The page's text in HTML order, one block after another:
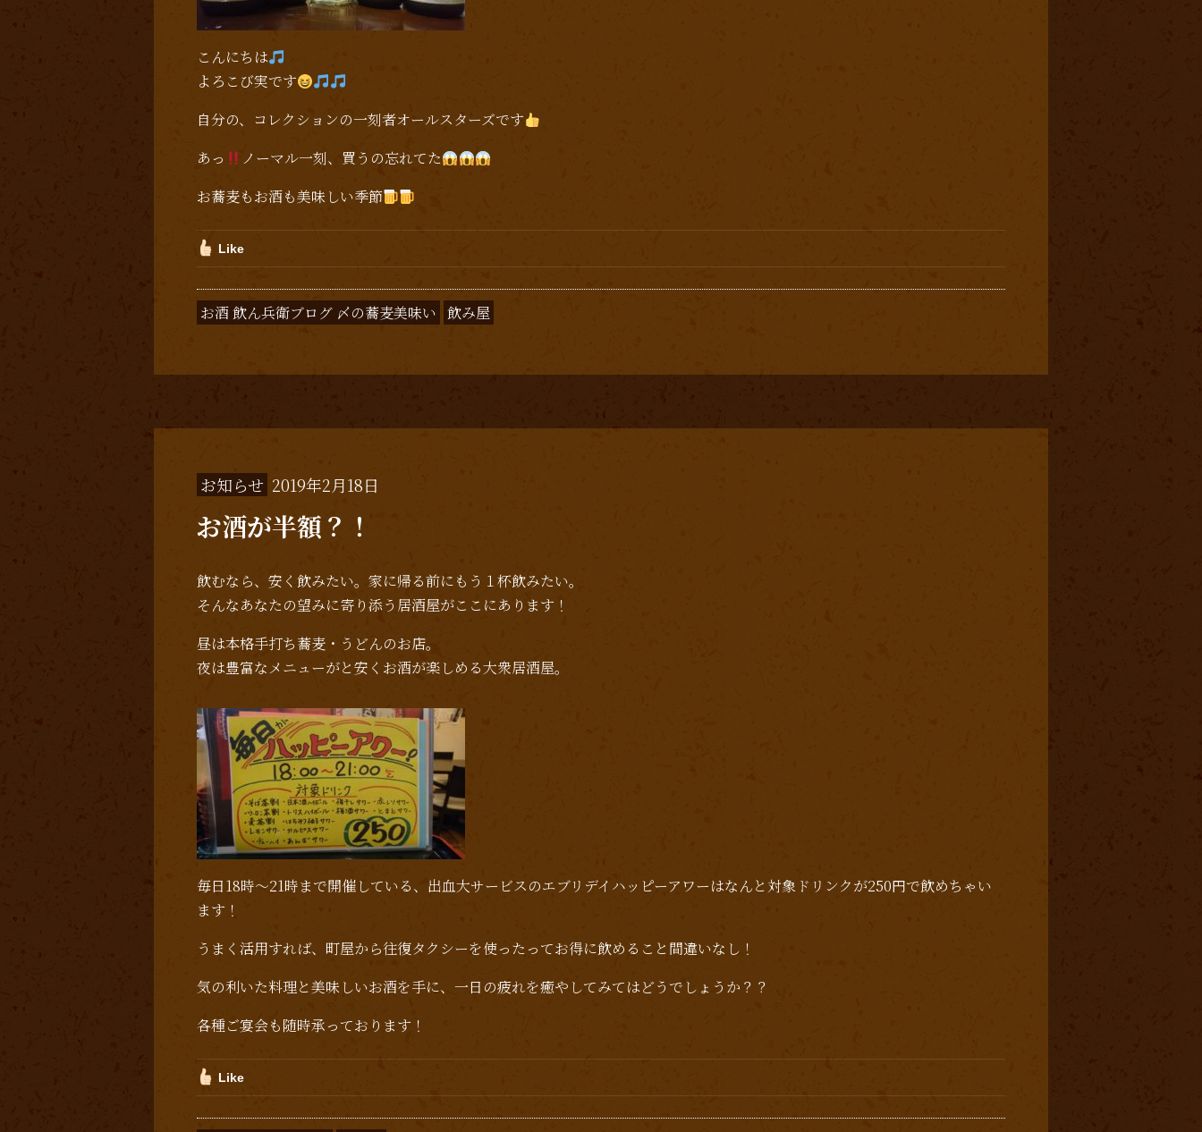
こんにちは
よろこび実です
自分の、コレクションの一刻者オールスターズです
あっ
ノーマル一刻、買うの忘れてた
お蕎麦もお酒も美味しい季節
Like
お酒 飲ん兵衛ブログ 〆の蕎麦美味い 飲み屋
お知らせ 2019年2月18日
お酒が半額？！
飲むなら、安く飲みたい。家に帰る前にもう１杯飲みたい。
そんなあなたの望みに寄り添う居酒屋がここにあります！
昼は本格手打ち蕎麦・うどんのお店。
夜は豊富なメニューがと安くお酒が楽しめる大衆居酒屋。
毎日18時～21時まで開催している、出血大サービスのエブリデイハッピーアワーはなんと対象ドリンクが250円で飲めちゃい
ます！
うまく活用すれば、町屋から往復タクシーを使ったってお得に飲めること間違いなし！
気の利いた料理と美味しいお酒を手に、一日の疲れを癒やしてみてはどうでしょうか？？
各種ご宴会も随時承っております！
Like